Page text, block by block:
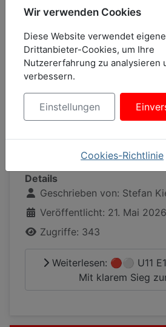
Aber eins nach dem anderen.
Details
Geschrieben von: Stefan
Veröffentlicht: 21. Mai 2026
Zugriffe: 343
Weiterlesen: 🔴⚪ U11
Mit klarem Sieg
Wir verwenden Cookies
Diese Website verwendet
Drittanbieter-Cookies, um Ihre
Nutzererfahrung zu analysieren
verbessern.
Einstellungen
Cookies-Richtlinie